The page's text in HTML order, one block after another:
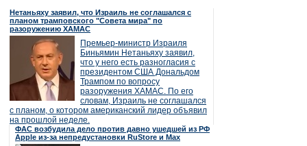
Нетаньяху заявил, что Израиль не соглашался с
планом трамповского "Совета мира" по
разоружению ХАМАС
Премьер-министр Израиля
Биньямин Нетаньяху заявил,
что у него есть разногласия с
президентом США Дональдом
Трампом по вопросу
разоружения ХАМАС. По его
словам, Израиль не соглашался
с планом, о котором американский лидер объявил
на прошлой неделе.
ФАС возбудила дело против давно ушедшей из РФ
Apple из-за непредустановки RuStore и Max